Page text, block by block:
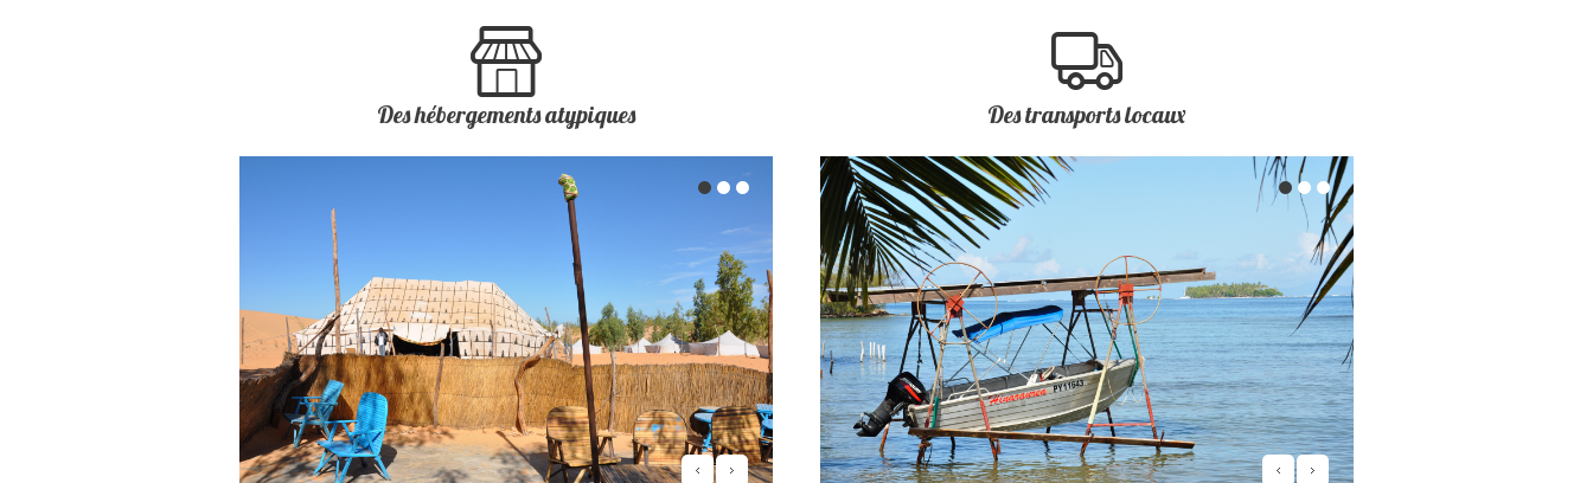
Des hébergements atypiques Des transports locaux